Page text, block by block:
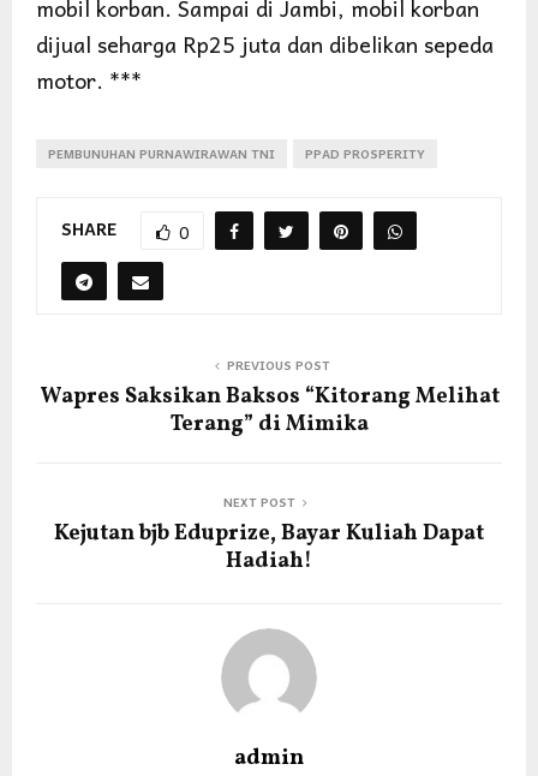
mobil korban. Sampai di Jambi, mobil korban
dijual seharga Rp25 juta dan dibelikan sepeda
motor. ***
PEMBUNUHAN PURNAWIRAWAN TNI PPAD PROSPERITY
SHARE 0
PREVIOUS POST
Wapres Saksikan Baksos “Kitorang Melihat
Terang” di Mimika
NEXT POST
Kejutan bjb Eduprize, Bayar Kuliah Dapat
Hadiah!
admin